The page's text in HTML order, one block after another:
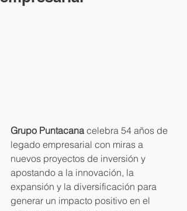
Grupo Puntacana celebra 54 años de
legado empresarial con miras a
nuevos proyectos de inversión y
apostando a la innovación, la
expansión y la diversificación para
generar un impacto positivo en el